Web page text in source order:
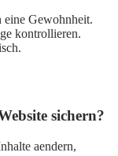
eine Gewohnheit.
kontrollieren.
sichern?
aendern,